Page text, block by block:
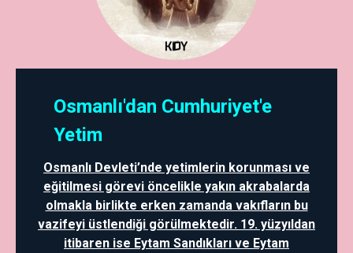
Osmanlı'dan Cumhuriyet'e
Yetim
Osmanlı Devleti’nde yetimlerin korunması ve
eğitilmesi görevi öncelikle yakın akrabalarda
olmakla birlikte erken zamanda vakıfların bu
vazifeyi üstlendiği görülmektedir. 19. yüzyıldan
itibaren ise Eytam Sandıkları ve Eytam